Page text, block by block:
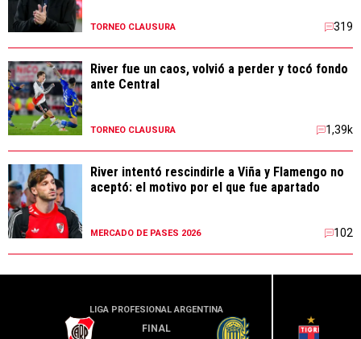
TORNEO CLAUSURA 319
River fue un caos, volvió a perder y tocó fondo
ante Central
TORNEO CLAUSURA 1,39k
River intentó rescindirle a Viña y Flamengo no
aceptó: el motivo por el que fue apartado
MERCADO DE PASES 2026 102
LIGA PROFESIONAL ARGENTINA
FINAL